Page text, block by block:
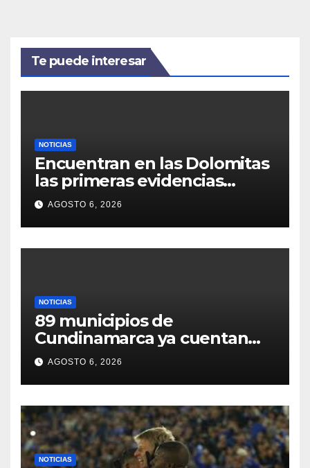
Te puede interesar
NOTICIAS
Encuentran en las Dolomitas
las primeras evidencias
arqueológicas de un parto
asistido en el Neolítico hace
6000 años
AGOSTO 6, 2026
NOTICIAS
89 municipios de
Cundinamarca ya cuentan
con planes de contingencia
para afrontar el Fenómeno
de El Niño
AGOSTO 6, 2026
NOTICIAS